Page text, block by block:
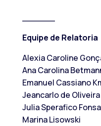
Equipe de Relatoria
Alexia Caroline
Ana Carolina
Emanuel Cassiano
Jeancarlo de
Julia Sperafico
Marina Lisowski